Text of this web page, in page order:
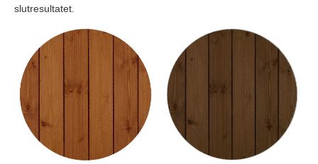
slutresultatet.